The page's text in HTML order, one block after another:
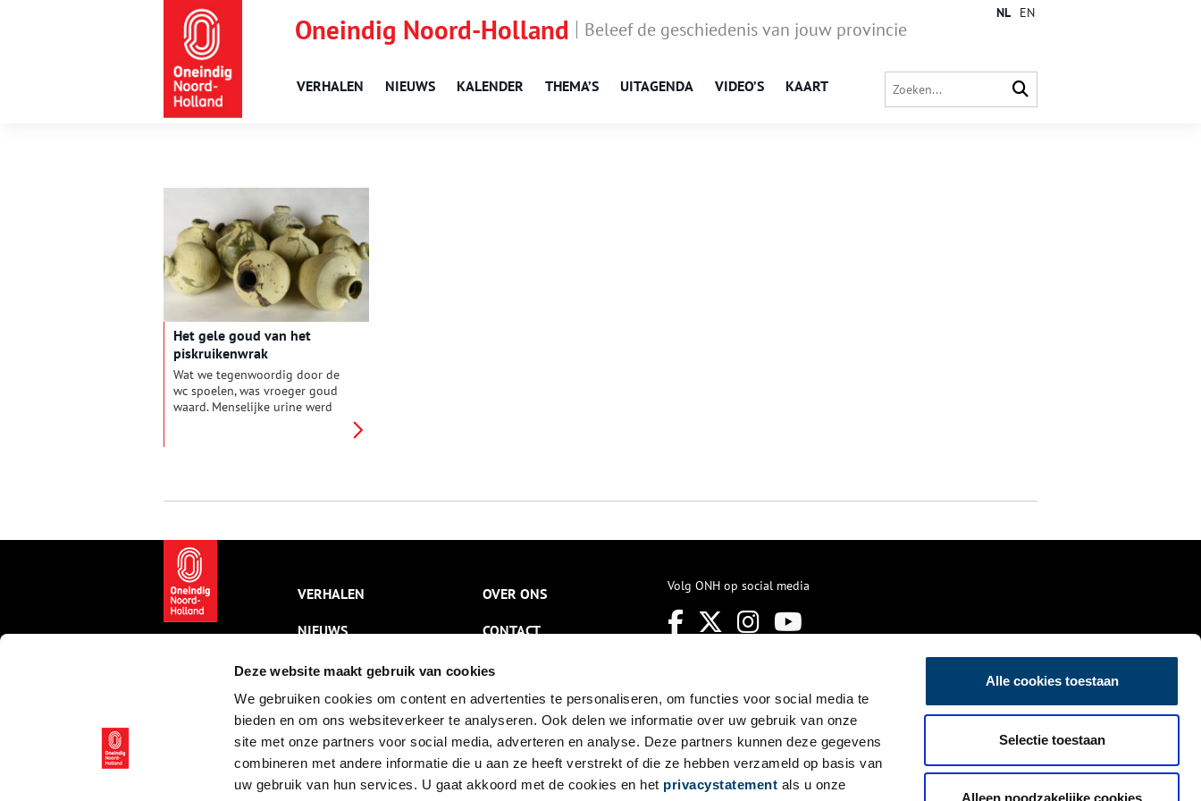
Deze website maakt gebruik van cookies
We gebruiken cookies om content en advertenties te personaliseren, om functies voor social media te
bieden en om ons websiteverkeer te analyseren. Ook delen we informatie over uw gebruik van onze
site met onze partners voor social media, adverteren en analyse. Deze partners kunnen deze gegevens
combineren met andere informatie die u aan ze heeft verstrekt of die ze hebben verzameld op basis van
uw gebruik van hun services. U gaat akkoord met de cookies en het privacystatement als u onze
Alle cookies toestaan
Selectie toestaan
Alleen noodzakelijke cookies
Oneindig Noord-Holland Beleef de geschiedenis van jouw provincie
VERHALEN NIEUWS KALENDER THEMA’S UITAGENDA VIDEO’S KAART
NL EN
Het gele goud van het
piskruikenwrak
Wat we tegenwoordig door de
wc spoelen, was vroeger goud
waard. Menselijke urine werd
zogenaamde ‘piskruikenwrak’
urine bevatte, vormt het
levende bewijs voor deze
geurige geschiedenis.
VERHALEN
NIEUWS
KALENDER
THEMA’S
ACTIVITEITEN
VIDEO’S
OVER ONS
CONTACT
NIEUWSBRIEF
DISCLAIMER
PRIVACY
TOEGANKELIJKHEID
Volg ONH op social media